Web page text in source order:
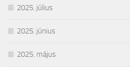
2025. július
2025. június
2025. május